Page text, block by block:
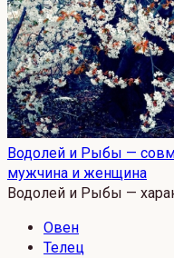
Водолей и Рыбы —
мужчина и женщина
Водолей и Рыбы —
Овен
Телец